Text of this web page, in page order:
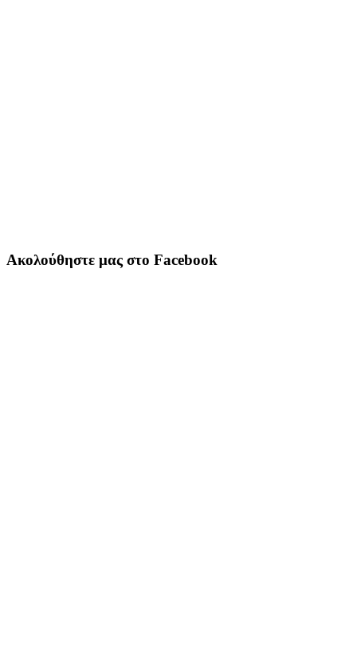
Ακολούθηστε μας στο Facebook